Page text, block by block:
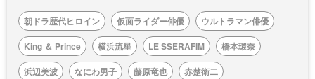
朝ドラ歴代ヒロイン 仮面ライダー俳優
ウルトラマン俳優
King ＆ Prince
横浜流星 LE SSERAFIM
橋本環奈
浜辺美波
なにわ男子 藤原竜也
赤楚衛二